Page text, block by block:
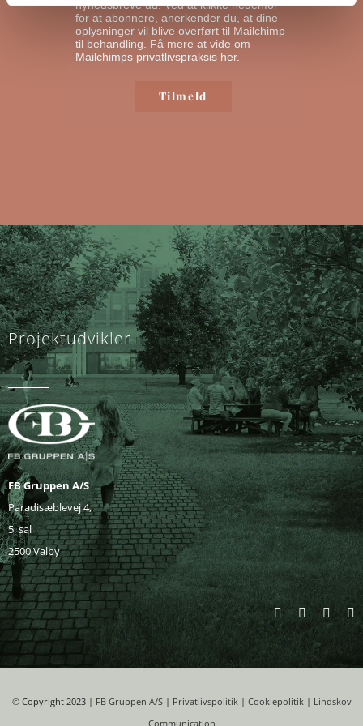
nyhedsbreve ud. Ved at klikke nedenfor
for at abonnere, anerkender du, at dine
oplysninger vil blive overført til Mailchimp
til behandling. Få mere at vide om
Mailchimps privatlivspraksis her.
Projektudvikler
FB Gruppen A/S
Paradisæblevej 4,
5. sal
2500 Valby
©Copyright 2023 | FB Gruppen A/S| Privatlivspolitik| Cookiepolitik| Lindskov